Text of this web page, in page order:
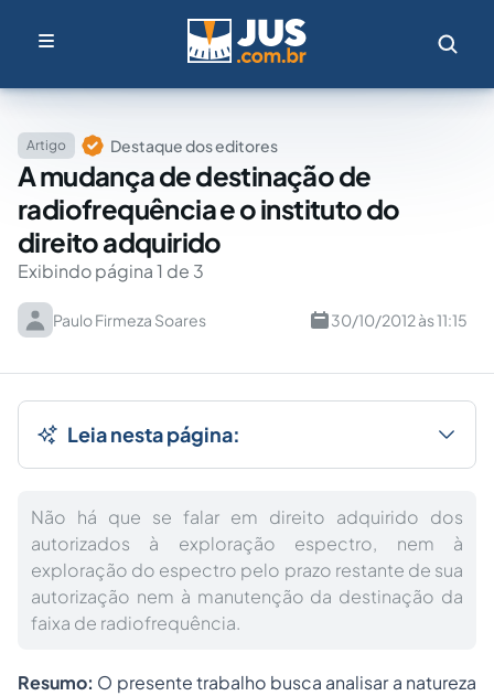
Artigo Destaque dos editores
A mudança de destinação de
radiofrequência e o instituto do
direito adquirido
Exibindo página 1 de 3
Paulo Firmeza Soares 30/10/2012 às 11:15
Leia nesta página:
Não há que se falar em direito adquirido dos
autorizados à exploração espectro, nem à
exploração do espectro pelo prazo restante de sua
autorização nem à manutenção da destinação da
faixa de radiofrequência.
Resumo: O presente trabalho busca analisar a natureza